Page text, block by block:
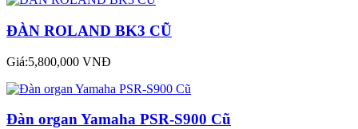
ĐÀN ROLAND BK3 CŨ
Giá:5,800,000 VNĐ
Đàn organ Yamaha PSR-S900 Cũ